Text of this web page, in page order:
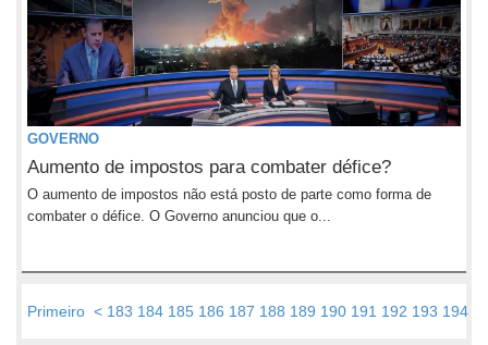
GOVERNO
Aumento de impostos para combater défice?
O aumento de impostos não está posto de parte como forma de
combater o défice. O Governo anunciou que o...
Primeiro < 183 184 185 186 187 188 189 190 191 192 193 194